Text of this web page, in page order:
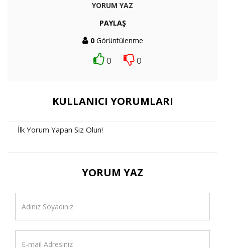
YORUM YAZ
PAYLAŞ
0Görüntülenme
0 0
KULLANICI YORUMLARI
İlk Yorum Yapan Siz Olun!
YORUM YAZ